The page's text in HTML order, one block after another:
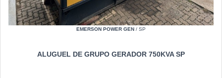
EMERSON POWER GEN / SP
ALUGUEL DE GRUPO GERADOR 750KVA SP